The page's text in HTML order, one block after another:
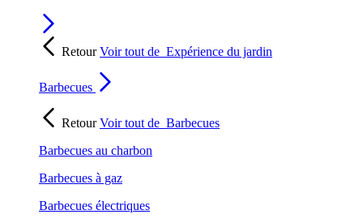
RetourVoir tout de Expérience du jardin
Barbecues
RetourVoir tout de Barbecues
Barbecues au charbon
Barbecues à gaz
Barbecues électriques